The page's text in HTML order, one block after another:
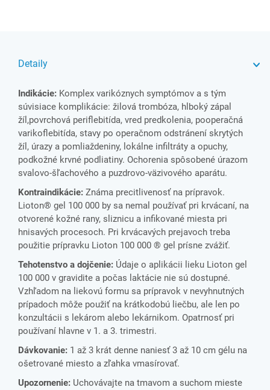
Detaily
Indikácie: Komplex varikóznych symptómov a s tým
súvisiace komplikácie: žilová trombóza, hlboký zápal
žíl,povrchová periflebitída, vred predkolenia, pooperačná
varikoflebitída, stavy po operačnom odstránení skrytých
žíl, úrazy a pomliaždeniny, lokálne infiltráty a opuchy,
podkožné krvné podliatiny. Ochorenia spôsobené úrazom
svalovo-šľachového a puzdrovo-väzivového aparátu.
Kontraindikácie: Známa precitlivenosť na prípravok.
Lioton® gel 100 000 by sa nemal používať pri krvácaní, na
otvorené kožné rany, sliznicu a infikované miesta pri
hnisavých procesoch. Pri krvácavých prejavoch treba
použitie prípravku Lioton 100 000 ® gel prísne zvážiť.
Tehotenstvo a dojčenie: Údaje o aplikácii lieku Lioton gel
100 000 v gravidite a počas laktácie nie sú dostupné.
Vzhľadom na liekovú formu sa prípravok v nevyhnutných
prípadoch môže použiť na krátkodobú liečbu, ale len po
konzultácii s lekárom alebo lekárnikom. Opatrnosť pri
používaní hlavne v 1. a 3. trimestri.
Dávkovanie: 1 až 3 krát denne naniesť 3 až 10 cm gélu na
ošetrované miesto a zľahka vmasírovať.
Upozornenie: Uchovávajte na tmavom a suchom mieste